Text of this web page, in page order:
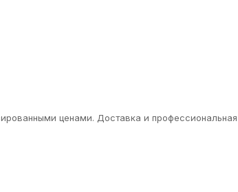
ценами. Доставка и